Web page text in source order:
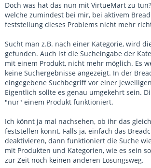
Doch was hat das nun mit VirtueMart zu
welche zumindest bei mir, bei aktivem
feststellung dieses Problems nicht mehr
Sucht man z.B. nach einer Kategorie, wird
gefunden. Auch ist die Sucheingabe der
mit einem Produkt, nicht mehr möglich. Es
keine Suchergebnisse angezeigt. In der
eingegebene Suchbegriff vor einer
Eigentlich sollte es genau umgekehrt sein.
"nur" einem Produkt funktioniert.
Ich könnt ja mal nachsehen, ob ihr das
feststellen könnt. Falls ja, einfach das
deaktivieren, dann funktioniert die Suche
mit Produkten und Kategorien, wie es sein
zur Zeit noch keinen anderen Lösungsweg.